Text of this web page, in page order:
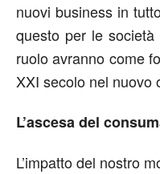
nuovi business in
questo per le
ruolo avranno come
XXI secolo nel nuovo
L’ascesa del
L’impatto del nostro